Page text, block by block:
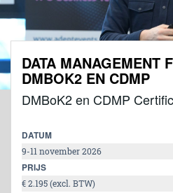
DATA MANAGEMENT
DMBOK2 EN CDMP
DMBoK2 en CDMP
DATUM
9-11 november 2026
PRIJS
€ 2.195 (excl. BTW)